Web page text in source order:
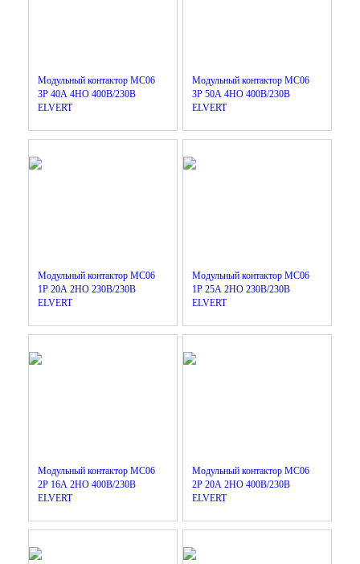
Модульный контактор MC06
3Р 40А 4НО 400B/230B
ELVERT
Модульный контактор MC06
3Р 50А 4НО 400B/230B
ELVERT
Модульный контактор MC06
1Р 20А 2НО 230B/230B
ELVERT
Модульный контактор MC06
1Р 25А 2НО 230B/230B
ELVERT
Модульный контактор MC06
2Р 16А 2НО 400B/230B
ELVERT
Модульный контактор MC06
2Р 20А 2НО 400B/230B
ELVERT